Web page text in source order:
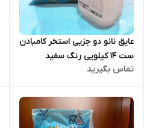
عایق نانو دو جزیی استخر کامبادن
ست 14 کیلویی رنگ سفید
تماس بگیرید